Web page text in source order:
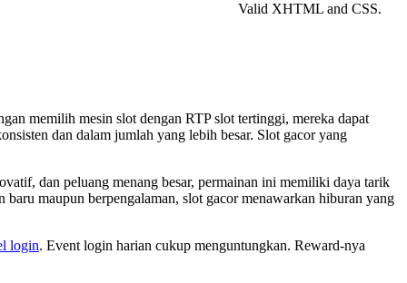
Valid XHTML and CSS.
memilih mesin slot dengan RTP slot tertinggi, mereka dapat
dan dalam jumlah yang lebih besar. Slot gacor yang
dan peluang menang besar, permainan ini memiliki daya tarik
maupun berpengalaman, slot gacor menawarkan hiburan yang
login. Event login harian cukup menguntungkan. Reward-nya